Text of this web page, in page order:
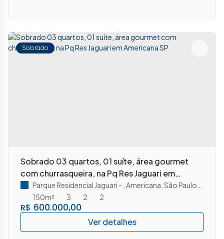
Sobrado
Sobrado 03 quartos, 01 suíte, área gourmet
com churrasqueira, na Pq Res Jaguari em
Americana SP
R$ 600.000,00
Parque Residencial Jaguari Americana São Paulo
3
2
150m² 2